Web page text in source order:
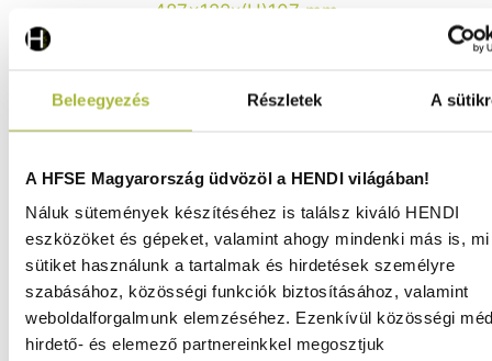
Beleegyezés Részletek A
A HFSE Magyarország üdvözöl a HENDI világában!
Náluk sütemények készítéséhez is találsz kiváló HENDI
eszközöket és gépeket, valamint ahogy mindenki más is,
sütiket használunk a tartalmak és hirdetések személyre
szabásához, közösségi funkciók biztosításához, valamint
weboldalforgalmunk elemzéséhez. Ezenkívül közösségi
hirdető- és elemező partnereinkkel megosztjuk
Vákuumtasak tartó Kitchen Termékcsalád
vákuumcsomagoló géphez 970638 – 487x122x(H)107
mm - HENDI 970638
Raktáron
11.770Ft